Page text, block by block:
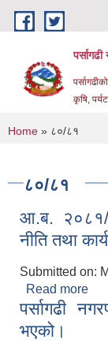
Skip to main content
कृषि,
You are
Home » ८०/८१
८०/८१
आ.ब. २०८१/
नीति तथा
Submitted on:
Read more
पर्सागढी
भएको।